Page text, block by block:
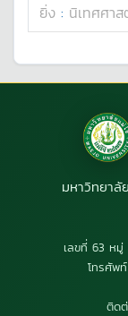
ยิ่ง : นิเทศศา
มหาวิทยาลั
เลขที่ 63 หมู่
โทรศัพ
ติด